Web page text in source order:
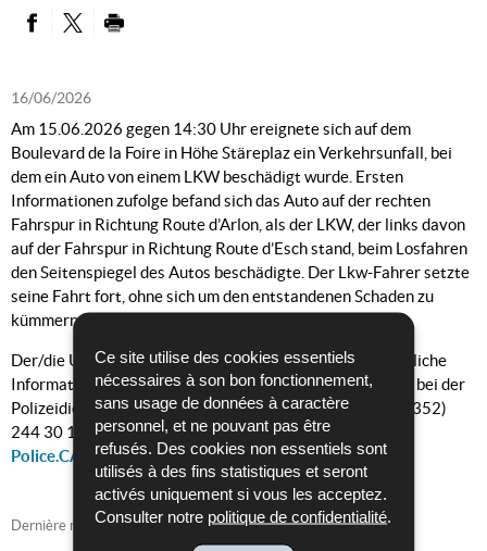
Ce site utilise des cookies essentiels
nécessaires à son bon fonctionnement,
sans usage de données à caractère
personnel, et ne pouvant pas être
refusés. Des cookies non essentiels sont
utilisés à des fins statistiques et seront
activés uniquement si vous les acceptez.
Consulter notre politique de confidentialité
16/06/2026
Am 15.06.2026 gegen 14:30 Uhr ereignete sich auf dem
Boulevard de la Foire in Höhe Stäreplaz ein Verkehrsunfall, bei
dem ein Auto von einem LKW beschädigt wurde. Ersten
Informationen zufolge befand sich das Auto auf der rechten
Fahrspur in Richtung Route d’Arlon, als der LKW, der links davon
auf der Fahrspur in Richtung Route d’Esch stand, beim Losfahren
den Seitenspiegel des Autos beschädigte. Der Lkw-Fahrer setzte
seine Fahrt fort, ohne sich um den entstandenen Schaden zu
kümmern.
Der/die Unfallfahrer/in, bzw. Zeugen, die über zweckdienliche
Informationen zum Unfall verfügen, werden gebeten sich bei der
Polizeidienststelle Capellen unter der Telefonnummer (+352)
244 30 1000 oder der E-Mail-Adresse
Police.CAPELLENSTEINFORT@police.etat.luzu melden.
Dernière mise à jour16/06/2026